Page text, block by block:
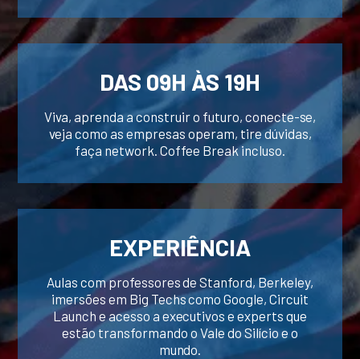
DAS 09H ÀS 19H
Viva, aprenda a construir o futuro, conecte-se,
veja como as empresas operam, tire dúvidas,
faça network. Coffee Break incluso.
EXPERIÊNCIA
Aulas com professores de Stanford, Berkeley,
imersões em Big Techs como Google, Circuit
Launch e acesso a executivos e experts que
estão transformando o Vale do Silício e o
mundo.